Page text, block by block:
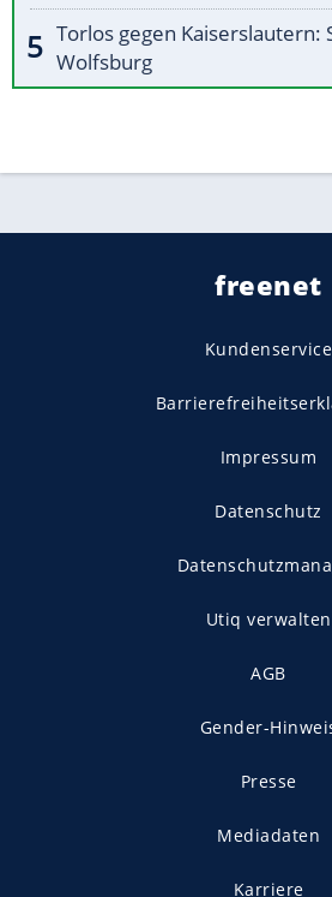
Torlos gegen
Wolfsburg
freenet
Kundenservice
Impressum
Datenschutz
Utiq verwalten
AGB
Gender-
Presse
Mediadaten
Karriere